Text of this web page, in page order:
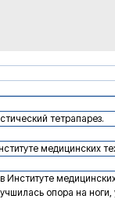
тетрапарез.
медицинских
опора на